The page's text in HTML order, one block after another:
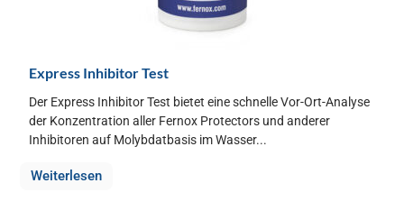
Express Inhibitor Test
Der Express Inhibitor Test bietet eine schnelle Vor-Ort-Analyse
der Konzentration aller Fernox Protectors und anderer
Inhibitoren auf Molybdatbasis im Wasser...
Weiterlesen